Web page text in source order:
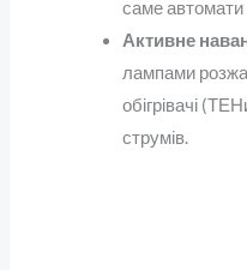
саме автомати
Активне
лампами
обігрівачі
струмів.